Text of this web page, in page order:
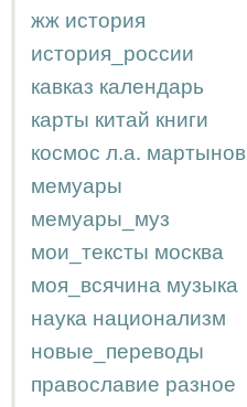
жж история
история_россии
кавказ календарь
карты китай книги
космос л.а. мартынов
мемуары
мемуары_муз
мои_тексты москва
моя_всячина музыка
наука национализм
новые_переводы
православие разное